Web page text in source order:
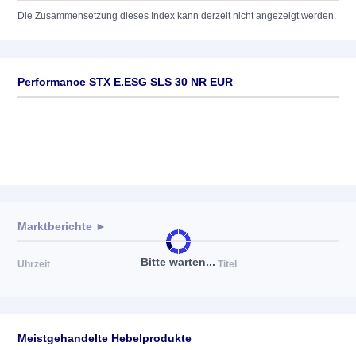
Die Zusammensetzung dieses Index kann derzeit nicht angezeigt werden.
Performance STX E.ESG SLS 30 NR EUR
Bitte warten...
Marktberichte ►
Uhrzeit Titel
Meistgehandelte Hebelprodukte